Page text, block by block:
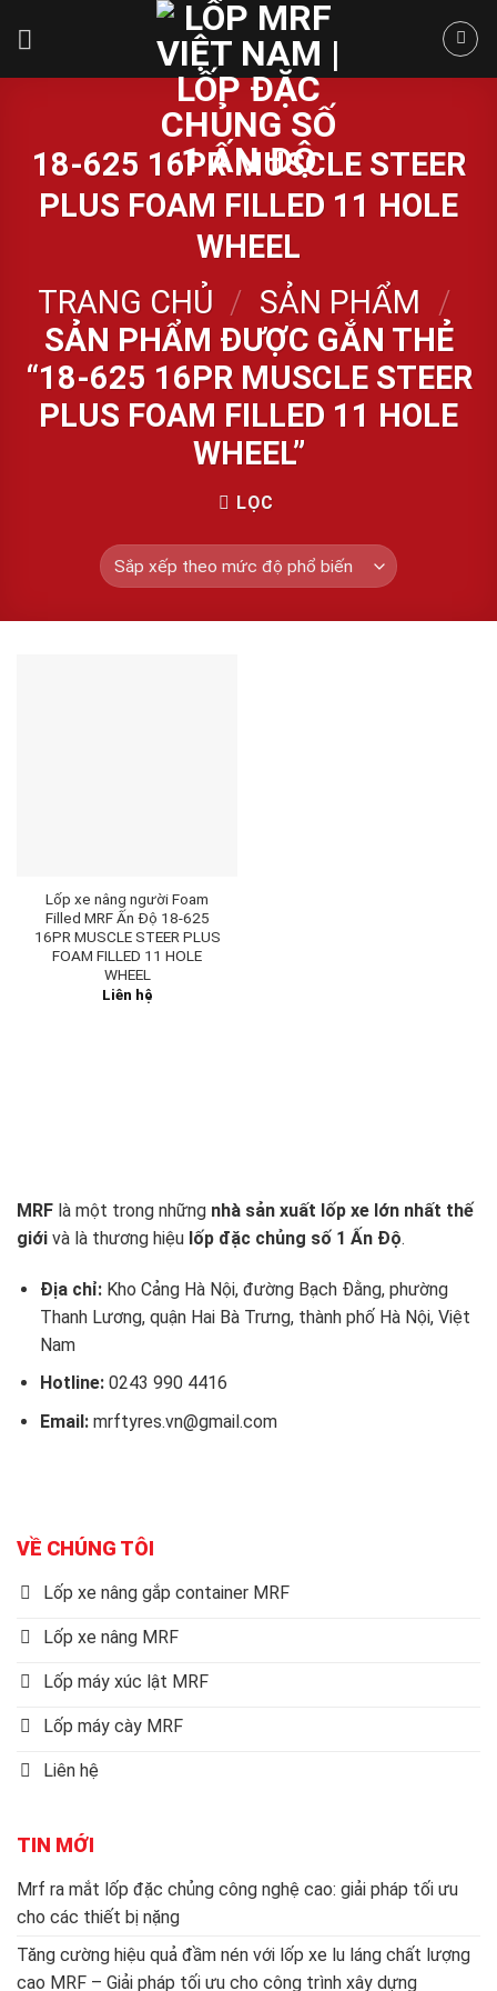
18-625 16PR MUSCLE STEER
PLUS FOAM FILLED 11 HOLE
WHEEL
TRANG CHỦ / SẢN PHẨM /
SẢN PHẨM ĐƯỢC GẮN THẺ
“18-625 16PR MUSCLE STEER
PLUS FOAM FILLED 11 HOLE
WHEEL”
LỌC
Lốp xe nâng người Foam
Filled MRF Ấn Độ 18-625
16PR MUSCLE STEER PLUS
FOAM FILLED 11 HOLE
WHEEL
Liên hệ
MRF là một trong những nhà sản xuất lốp xe lớn nhất thế
giới và là thương hiệu lốp đặc chủng số 1 Ấn Độ.
Địa chỉ:Kho Cảng Hà Nội, đường Bạch Đằng, phường
Thanh Lương, quận Hai Bà Trưng, thành phố Hà Nội, Việt
Nam
Hotline: 0243 990 4416
Email: mrftyres.vn@gmail.com
VỀ CHÚNG TÔI
Lốp xe nâng gắp container MRF
Lốp xe nâng MRF
Lốp máy xúc lật MRF
Lốp máy cày MRF
Liên hệ
TIN MỚI
Mrf ra mắt lốp đặc chủng công nghệ cao: giải pháp tối ưu
cho các thiết bị nặng
Tăng cường hiệu quả đầm nén với lốp xe lu láng chất lượng
cao MRF – Giải pháp tối ưu cho công trình xây dựng